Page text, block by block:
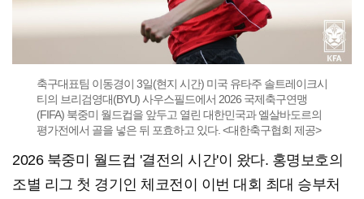
축구대표팀 이동경이 3일(현지 시간) 미국 유타주 솔트레이크시
티의 브리검영대(BYU) 사우스필드에서 2026 국제축구연맹
(FIFA) 북중미 월드컵을 앞두고 열린 대한민국과 엘살바도르의
평가전에서 골을 넣은 뒤 포효하고 있다. <대한축구협회 제공>
2026 북중미 월드컵 '결전의 시간'이 왔다. 홍명보호의
조별 리그 첫 경기인 체코전이 이번 대회 최대 승부처